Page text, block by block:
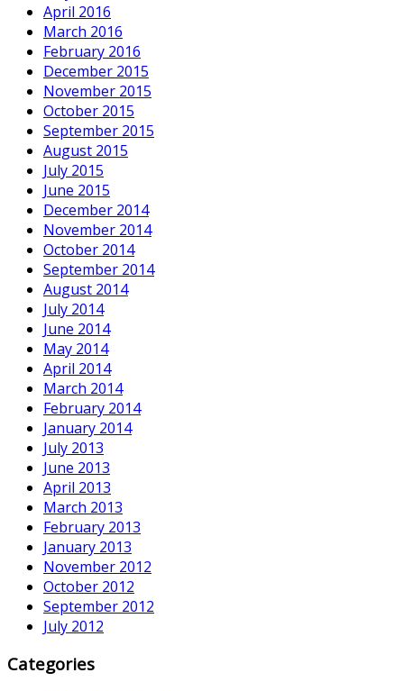
April 2016
March 2016
February 2016
December 2015
November 2015
October 2015
September 2015
August 2015
July 2015
June 2015
December 2014
November 2014
October 2014
September 2014
August 2014
July 2014
June 2014
May 2014
April 2014
March 2014
February 2014
January 2014
July 2013
June 2013
April 2013
March 2013
February 2013
January 2013
November 2012
October 2012
September 2012
July 2012
Categories